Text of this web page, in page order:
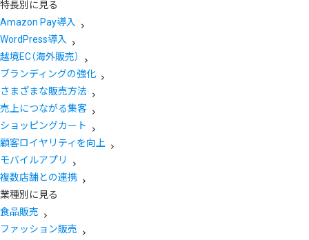
特長別に見る
Amazon Pay導入
WordPress導入
越境EC（海外販売）
ブランディングの強化
さまざまな販売方法
売上につながる集客
ショッピングカート
顧客ロイヤリティを向上
モバイルアプリ
複数店舗との連携
業種別に見る
食品販売
ファッション販売